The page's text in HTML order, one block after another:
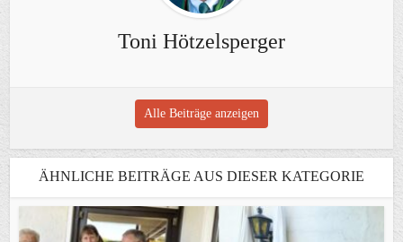
Toni Hötzelsperger
Alle Beiträge anzeigen
ÄHNLICHE BEITRÄGE AUS DIESER KATEGORIE